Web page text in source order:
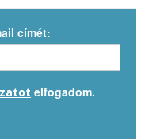
címét:
elfogadom.